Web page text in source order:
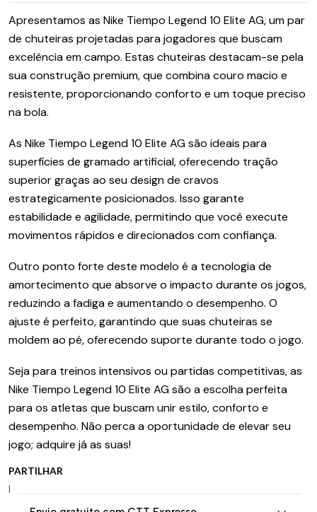
Apresentamos as Nike Tiempo Legend 10 Elite AG, um par
de chuteiras projetadas para jogadores que buscam
excelência em campo. Estas chuteiras destacam-se pela
sua construção premium, que combina couro macio e
resistente, proporcionando conforto e um toque preciso
na bola.
As Nike Tiempo Legend 10 Elite AG são ideais para
superfícies de gramado artificial, oferecendo tração
superior graças ao seu design de cravos
estrategicamente posicionados. Isso garante
estabilidade e agilidade, permitindo que você execute
movimentos rápidos e direcionados com confiança.
Outro ponto forte deste modelo é a tecnologia de
amortecimento que absorve o impacto durante os jogos,
reduzindo a fadiga e aumentando o desempenho. O
ajuste é perfeito, garantindo que suas chuteiras se
moldem ao pé, oferecendo suporte durante todo o jogo.
Seja para treinos intensivos ou partidas competitivas, as
Nike Tiempo Legend 10 Elite AG são a escolha perfeita
para os atletas que buscam unir estilo, conforto e
desempenho. Não perca a oportunidade de elevar seu
jogo; adquire já as suas!
PARTILHAR
|